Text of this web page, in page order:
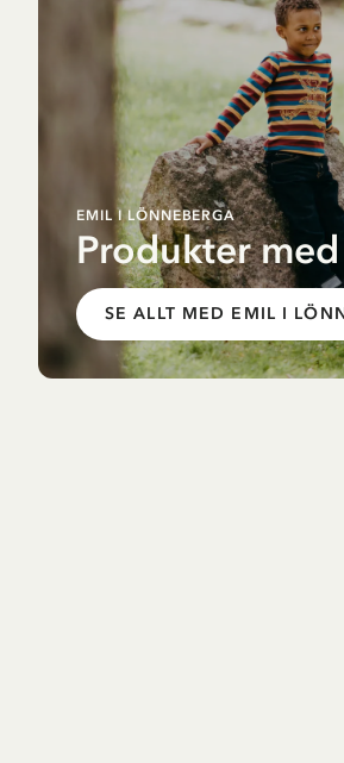
EMIL I LÖNNEBERGA
Produkter
SE ALLT MED EMIL I